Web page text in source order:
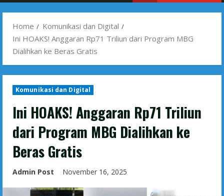
Home
Komunikasi dan Digital
Ini HOAKS! Anggaran Rp71 Triliun dari Program MBG
Dialihkan ke Beras Gratis
Komunikasi dan Digital
Ini HOAKS! Anggaran Rp71 Triliun
dari Program MBG Dialihkan ke
Beras Gratis
Admin Post November 16, 2025